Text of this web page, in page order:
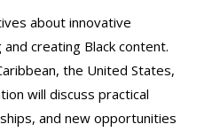
about innovative
creating Black content.
the United States,
will discuss practical
and new opportunities